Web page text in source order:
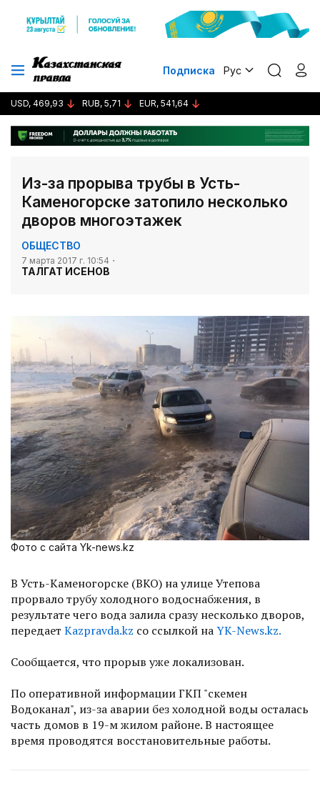
Подписка Рус
USD, 469,93 RUB, 5,71 EUR, 541,64
Из-за прорыва трубы в Усть-
Каменогорске затопило несколько
дворов многоэтажек
ОБЩЕСТВО
7 марта 2017 г. 10:54
ТАЛГАТ ИСЕНОВ
Фото с сайта Yk-news.kz
В Усть-Каменогорске (ВКО) на улице Утепова
прорвало трубу холодного водоснабжения, в
результате чего вода залила сразу несколько дворов,
передает Kazpravda.kz со ссылкой наYK-News.kz.
Сообщается, что прорыв уже локализован.
По оперативной информации ГКП "Өскемен
Водоканал", из-за аварии без холодной воды осталась
часть домов в 19-м жилом районе. В настоящее
время проводятся восстановительные работы.